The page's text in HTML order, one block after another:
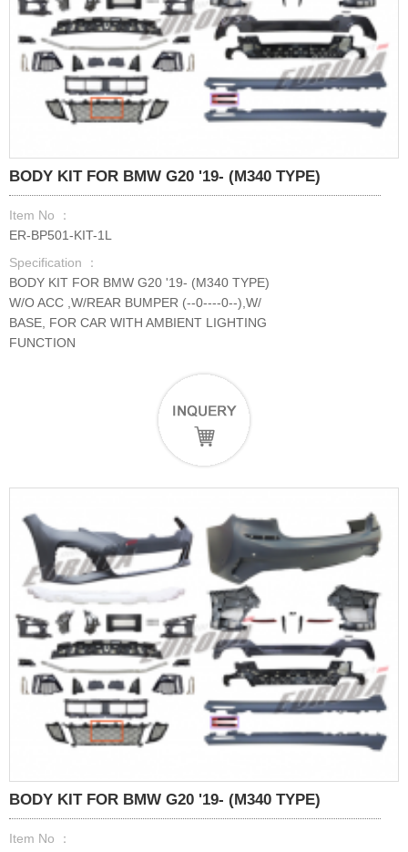
BODY KIT FOR BMW G20 '19- (M340 TYPE)
Item No ：
ER-BP501-KIT-1L
Specification ：
BODY KIT FOR BMW G20 '19- (M340 TYPE)
W/O ACC ,W/REAR BUMPER (--0----0--),W/
BASE, FOR CAR WITH AMBIENT LIGHTING
FUNCTION
BODY KIT FOR BMW G20 '19- (M340 TYPE)
Item No ：